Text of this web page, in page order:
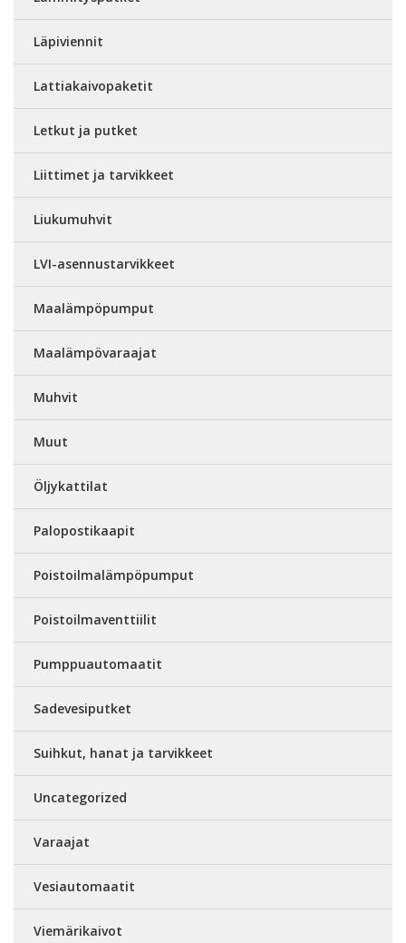
Läpiviennit
Lattiakaivopaketit
Letkut ja putket
Liittimet ja tarvikkeet
Liukumuhvit
LVI-asennustarvikkeet
Maalämpöpumput
Maalämpövaraajat
Muhvit
Muut
Öljykattilat
Palopostikaapit
Poistoilmalämpöpumput
Poistoilmaventtiilit
Pumppuautomaatit
Sadevesiputket
Suihkut, hanat ja tarvikkeet
Uncategorized
Varaajat
Vesiautomaatit
Viemärikaivot